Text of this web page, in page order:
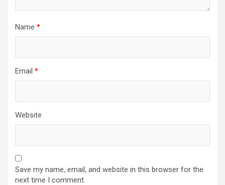
Name *
Email *
Website
Save my name, email, and website in this browser for the
next time I comment.